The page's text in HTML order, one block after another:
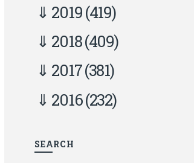
2019(419)
2018(409)
2017(381)
2016(232)
SEARCH